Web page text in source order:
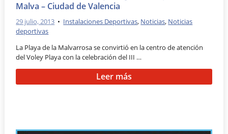
Malva – Ciudad de Valencia
29 julio, 2013 • Instalaciones Deportivas, Noticias, Noticias
deportivas
La Playa de la Malvarrosa se convirtió en la centro de atención
del Voley Playa con la celebración del III …
Leer más